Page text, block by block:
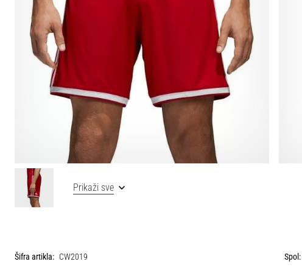
Prikaži sve
Šifra artikla: CW2019 Spol: